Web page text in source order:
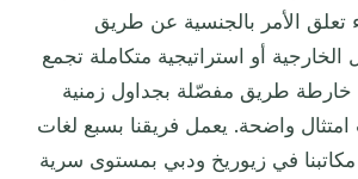
تعلق الأمر بالجنسية عن طريق
الخارجية أو استراتيجية متكاملة تجمع
خارطة طريق مفصّلة بجداول زمنية
واضحة. يعمل فريقنا بسبع لغات
في زيوريخ ودبي بمستوى سرية